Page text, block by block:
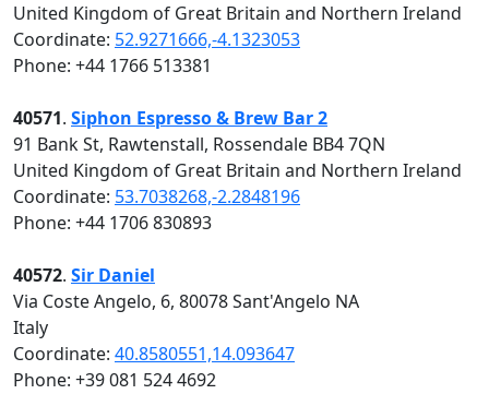
United Kingdom of Great Britain and Northern Ireland
Coordinate: 52.9271666,-4.1323053
Phone: +44 1766 513381
40571. Siphon Espresso & Brew Bar 2
91 Bank St, Rawtenstall, Rossendale BB4 7QN
United Kingdom of Great Britain and Northern Ireland
Coordinate: 53.7038268,-2.2848196
Phone: +44 1706 830893
40572. Sir Daniel
Via Coste Angelo, 6, 80078 Sant'Angelo NA
Italy
Coordinate: 40.8580551,14.093647
Phone: +39 081 524 4692